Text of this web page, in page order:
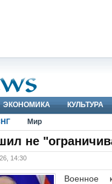
ЭКОНОМИКА КУЛЬТУРА
Мир
не
14:30
Военное